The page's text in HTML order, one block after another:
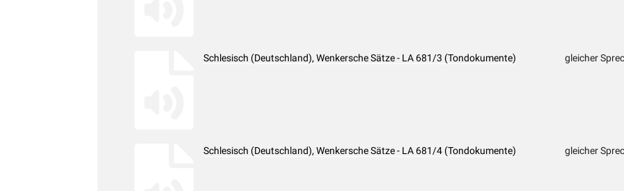
Schlesisch (Deutschland), Wenkersche Sätze - LA 681/3 (Tondokumente) gleicher
Schlesisch (Deutschland), Wenkersche Sätze - LA 681/4 (Tondokumente) gleicher